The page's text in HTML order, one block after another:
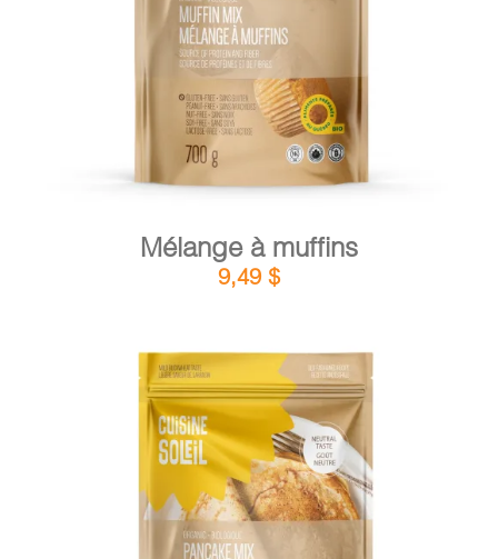
AJOUTER AU PANIER
Mélange à muffins
9,49 $
AJOUTER AU PANIER